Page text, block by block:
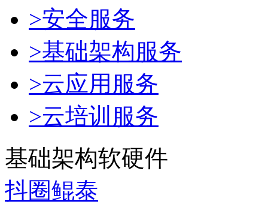
>安全服务
>基础架构服务
>云应用服务
>云培训服务
基础架构软硬件
抖圈鲲泰